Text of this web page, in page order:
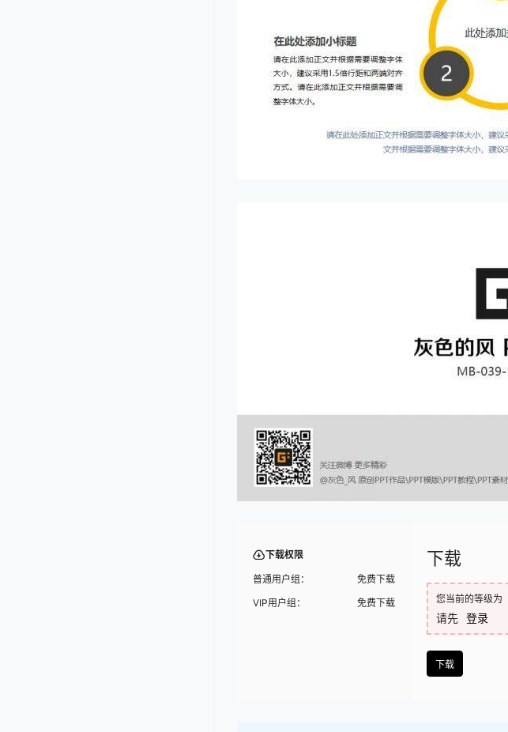
下载权限
普通用户组：
免费下载
VIP用户组：
免费下载
下载
您当前的等级为
请先 登录
下载